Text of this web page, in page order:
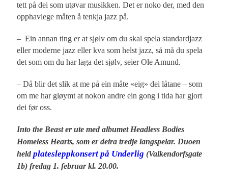
tett på dei som utøvar musikken. Det er noko der, med den
opphavlege måten å tenkja jazz på.
– Ein annan ting er at sjølv om du skal spela standardjazz
eller moderne jazz eller kva som helst jazz, så må du spela
det som om du har laga det sjølv, seier Ole Amund.
– Då blir det slik at me på ein måte «eig» dei låtane – som
om me har gløymt at nokon andre ein gong i tida har gjort
dei før oss.
Into the Beast er ute med albumet Headless Bodies
Homeless Hearts, som er deira tredje langspelar. Duoen
heldplatesleppkonsert på Underlig (Valkendorfsgate
1b) fredag 1. februar kl. 20.00.